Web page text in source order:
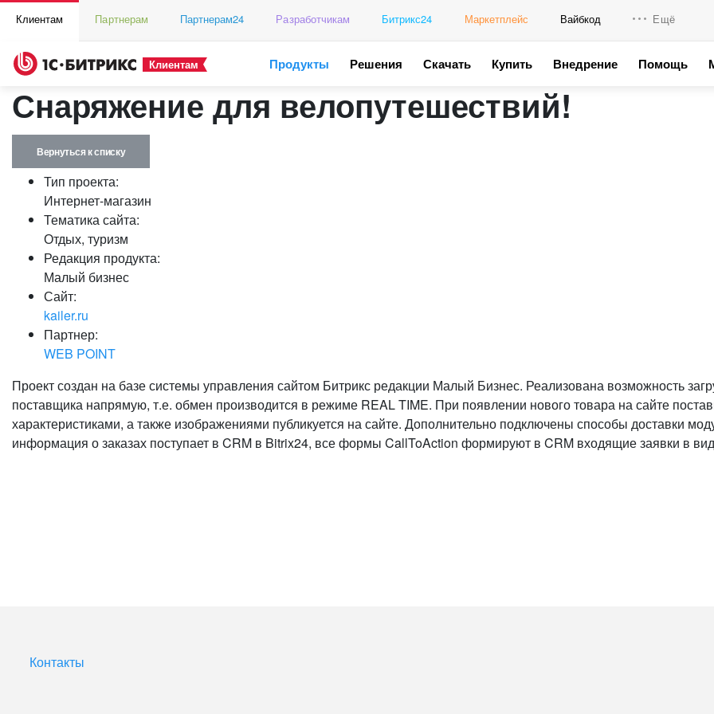
Клиентам Партнерам Партнерам24 Разработчикам Битрикс24 Маркетплейс Вайбкод Ещё
Клиентам Продукты Решения Скачать Купить Внедрение Помощь
Снаряжение для велопутешествий!
Вернуться к списку
Тип проекта:
Интернет-магазин
Тематика сайта:
Отдых, туризм
Редакция продукта:
Малый бизнес
Сайт:
kailer.ru
Партнер:
WEB POINT
Проект создан на базе системы управления сайтом Битрикс редакции Малый Бизнес. Реализована возможность
поставщика напрямую, т.е. обмен производится в режиме REAL TIME. При появлении нового товара на сайте
характеристиками, а также изображениями публикуется на сайте. Дополнительно подключены способы доставки
информация о заказах поступает в CRM в Bitrix24, все формы CallToAction формируют в CRM входящие заявки в
Контакты